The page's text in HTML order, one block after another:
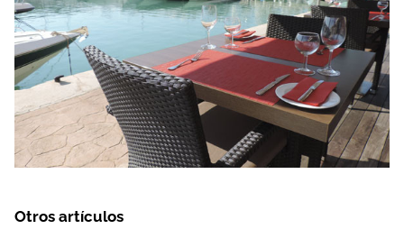
Otros artículos